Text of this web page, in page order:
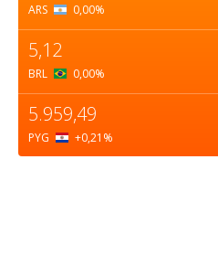
ARS 0,00%
5,12
BRL 0,00%
5.959,49
PYG +0,21 %